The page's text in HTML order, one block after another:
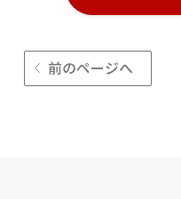
前のページへ